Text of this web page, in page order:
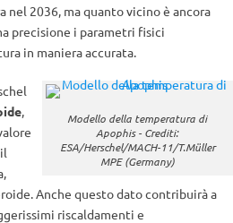
nel 2036, ma quanto vicino è ancora
precisione i parametri fisici
in maniera accurata.
Modello della temperatura di
Apophis - Crediti:
ESA/Herschel/MACH-11/T.Müller
MPE (Germany)
,
Anche questo dato contribuirà a
riscaldamenti e